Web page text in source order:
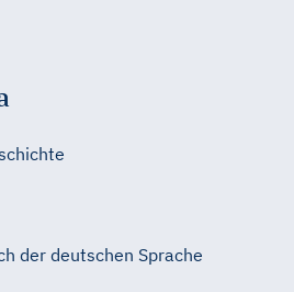
der deutschen Sprache